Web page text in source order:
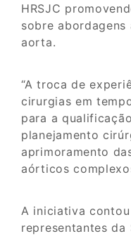
HRSJC
sobre abordagens
aorta.
“A troca de
cirurgias em
para a
planejamento
aprimoramento
aórticos
A iniciativa
representantes